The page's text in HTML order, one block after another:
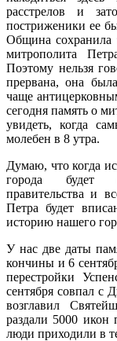
расстрелов и
постриженики ее
Община сохранила
митрополита
Поэтому нельзя
прервана, она
чаще
сегодня память о
увидеть, когда
молебен в 8 утра.
Думаю, что когда
города будет
правительства и
Петра будет
историю нашего
У нас две даты
кончины и 6
перестройки
сентября совпал с
возглавил
раздали 5000 икон
люди приходили в